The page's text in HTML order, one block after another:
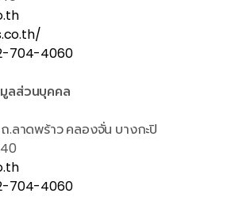
704-4060
ลส่วนบุคคล
ลาดพร้าว คลองจั่น บางกะปิ
704-4060